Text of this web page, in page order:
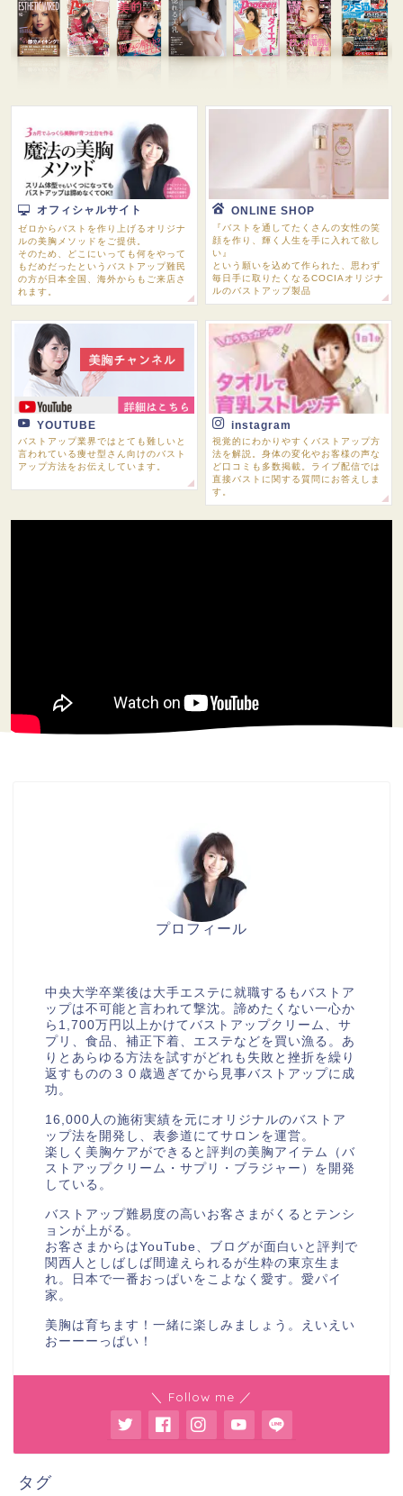
オフィシャルサイト
ゼロからバストを作り上げるオリジナ
ルの美胸メソッドをご提供。
そのため、どこにいっても何をやって
もだめだったというバストアップ難民
の方が日本全国、海外からもご来店さ
れます。
ONLINE SHOP
『バストを通してたくさんの女性の笑
顔を作り、輝く人生を手に入れて欲し
い』
という願いを込めて作られた、思わず
毎日手に取りたくなるCOCIAオリジナ
ルのバストアップ製品
YOUTUBE
バストアップ業界ではとても難しいと
言われている痩せ型さん向けのバスト
アップ方法をお伝えしています。
instagram
視覚的にわかりやすくバストアップ方
法を解説。身体の変化やお客様の声な
ど口コミも多数掲載。ライブ配信では
直接バストに関する質問にお答えしま
す。
プロフィール
中央大学卒業後は大手エステに就職するもバストア
ップは不可能と言われて撃沈。諦めたくない一心か
ら1,700万円以上かけてバストアップクリーム、サ
プリ、食品、補正下着、エステなどを買い漁る。あ
りとあらゆる方法を試すがどれも失敗と挫折を繰り
返すものの３０歳過ぎてから見事バストアップに成
功。
16,000人の施術実績を元にオリジナルのバストア
ップ法を開発し、表参道にてサロンを運営。
楽しく美胸ケアができると評判の美胸アイテム（バ
ストアップクリーム・サプリ・ブラジャー）を開発
している。
バストアップ難易度の高いお客さまがくるとテンシ
ョンが上がる。
お客さまからはYouTube、ブログが面白いと評判で
関西人としばしば間違えられるが生粋の東京生ま
れ。日本で一番おっぱいをこよなく愛す。愛パイ
家。
美胸は育ちます！一緒に楽しみましょう。えいえい
おーーーっぱい！
＼ Follow me ／
タグ